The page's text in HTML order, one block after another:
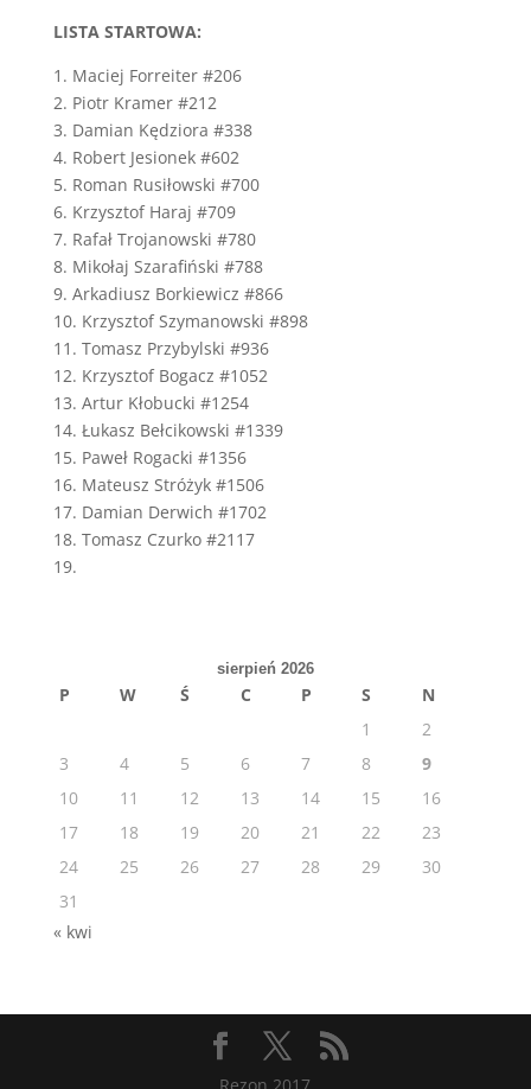
LISTA STARTOWA:
1. Maciej Forreiter #206
2. Piotr Kramer #212
3. Damian Kędziora #338
4. Robert Jesionek #602
5. Roman Rusiłowski #700
6. Krzysztof Haraj #709
7. Rafał Trojanowski #780
8. Mikołaj Szarafiński #788
9. Arkadiusz Borkiewicz #866
10. Krzysztof Szymanowski #898
11. Tomasz Przybylski #936
12. Krzysztof Bogacz #1052
13. Artur Kłobucki #1254
14. Łukasz Bełcikowski #1339
15. Paweł Rogacki #1356
16. Mateusz Stróżyk #1506
17. Damian Derwich #1702
18. Tomasz Czurko #2117
19.
sierpień 2026
P W Ś C P S
N
1
2
3
4 5 6 7 8
9
10
11 12 13 14 15
16
17
18 19 20 21 22
23
24
25 26 27 28 29
30
31
« kwi